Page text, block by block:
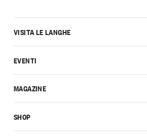
VISITA LE LANGHE
EVENTI
MAGAZINE
SHOP